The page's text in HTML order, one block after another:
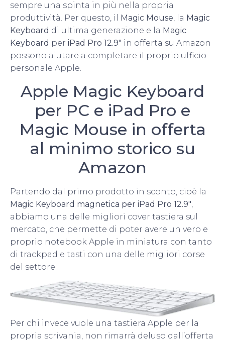
sempre una spinta in più nella propria
produttività. Per questo, il
Magic Mouse, la Magic
Keyboard di ultima generazione e la Magic
Keyboard per iPad Pro 12.9″ in offerta su Amazon
possono aiutare a completare il proprio ufficio
personale Apple.
Apple Magic Keyboard
per PC e iPad Pro e
Magic Mouse in offerta
al minimo storico su
Amazon
Partendo dal primo prodotto in sconto, cioè la
Magic Keyboard magnetica per iPad Pro 12.9″,
abbiamo una delle migliori cover tastiera sul
mercato, che permette di poter avere un vero e
proprio notebook Apple in miniatura con tanto
di trackpad e tasti con una delle migliori corse
del settore.
Per chi invece vuole una tastiera Apple per la
propria scrivania, non rimarrà deluso dall’offerta